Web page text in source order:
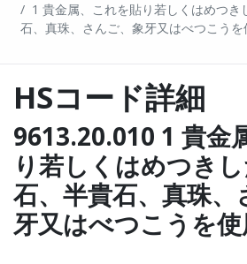
1 貴金属、これを貼り若しくはめつき
石、真珠、さんご、象牙又はべつこう
HSコード詳細
9613.20.010 1 貴金
り若しくはめつき
石、半貴石、真珠
牙又はべつこうを
HSコード